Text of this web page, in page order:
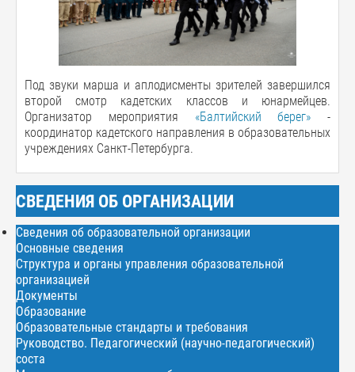
Под звуки марша и аплодисменты зрителей завершился
второй смотр кадетских классов и юнармейцев.
Организатор мероприятия «Балтийский берег» -
координатор кадетского направления в образовательных
учреждениях Санкт-Петербурга.
СВЕДЕНИЯ ОБ ОРГАНИЗАЦИИ
Сведения об образовательной организации
Основные сведения
Структура и органы управления образовательной
организацией
Документы
Образование
Образовательные стандарты и требования
Руководство. Педагогический (научно-педагогический)
соста